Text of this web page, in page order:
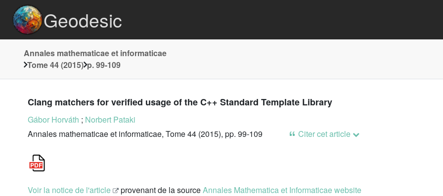
Geodesic
Annales mathematicae et informaticae
Tome 44 (2015) p. 99-109
Clang matchers for verified usage of the C++ Standard Template Library
Gábor Horváth ; Norbert Pataki
Annales mathematicae et informaticae, Tome 44 (2015), pp. 99-109
Citer cet article
Voir la notice de l'article provenant de la sourceAnnales Mathematica et Informaticae website